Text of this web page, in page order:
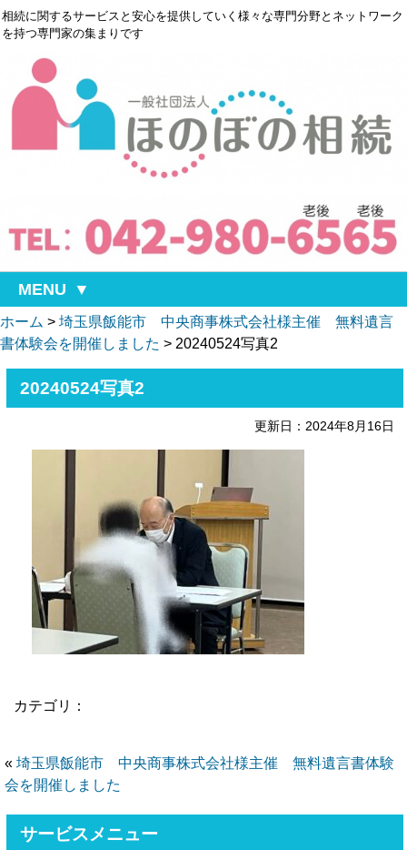
相続に関するサービスと安心を提供していく様々な専門分野とネットワーク
を持つ専門家の集まりです
MENU
ホーム > 埼玉県飯能市 中央商事株式会社様主催 無料遺言
書体験会を開催しました > 20240524写真2
20240524写真2
更新日：2024年8月16日
カテゴリ：
« 埼玉県飯能市 中央商事株式会社様主催 無料遺言書体験
会を開催しました
サービスメニュー